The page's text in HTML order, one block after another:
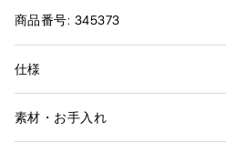
商品番号: 345373
仕様
素材・お手入れ